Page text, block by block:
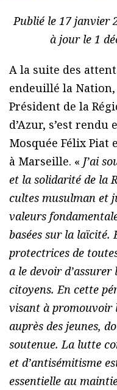
Publié le 17 janvier
à jour le 1
A la suite des
endeuillé la
Président de la
d’Azur, s’est
Mosquée Félix Piat
à Marseille. « J’ai
et la solidarité de la
cultes musulman et
valeurs
basées sur la laïcité.
protectrices de
a le devoir
citoyens. En cette
visant à promouvoir
auprès des jeunes,
soutenue. La lutte
et d’antisémitisme
essentielle au